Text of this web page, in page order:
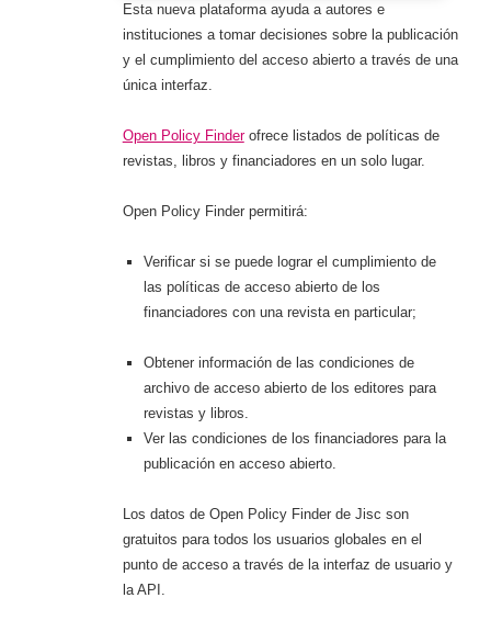
Esta nueva plataforma ayuda a autores e
instituciones a tomar decisiones sobre la publicación
y el cumplimiento del acceso abierto a través de una
única interfaz.
Open Policy Finderofrece listados de políticas de
revistas, libros y financiadores en un solo lugar.
Open Policy Finder permitirá:
Verificar si se puede lograr el cumplimiento de
las políticas de acceso abierto de los
financiadores con una revista en particular;
Obtener información de las condiciones de
archivo de acceso abierto de los editores para
revistas y libros.
Ver las condiciones de los financiadores para la
publicación en acceso abierto.
Los datos de Open Policy Finder de Jisc son
gratuitos para todos los usuarios globales en el
punto de acceso a través de la interfaz de usuario y
la API.